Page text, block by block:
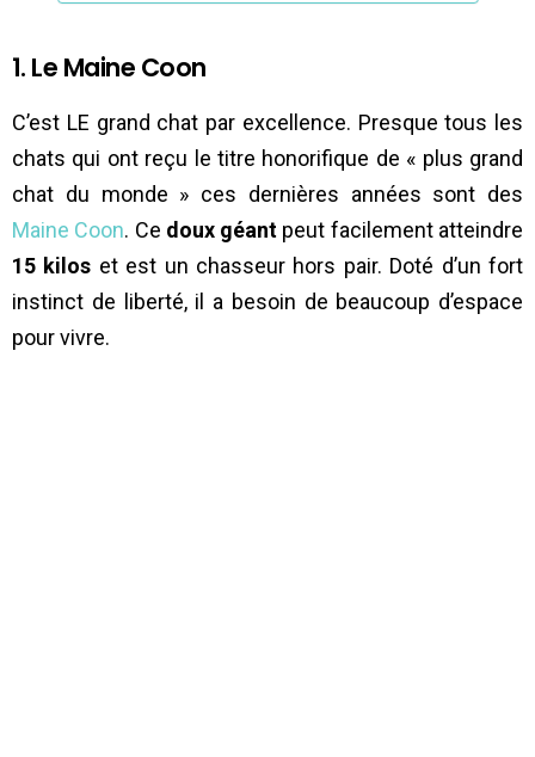
1. Le Maine Coon
C’est LE grand chat par excellence. Presque tous les
chats qui ont reçu le titre honorifique de « plus grand
chat du monde » ces dernières années sont des
Maine Coon. Ce doux géant peut facilement atteindre
15 kilos et est un chasseur hors pair. Doté d’un fort
instinct de liberté, il a besoin de beaucoup d’espace
pour vivre.